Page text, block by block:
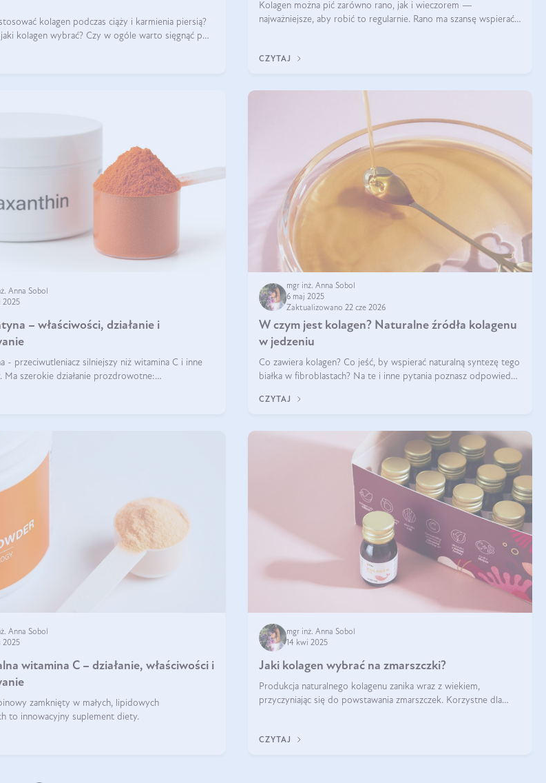
kolagen podczas ciąży i karmienia piersią?
kolagen wybrać? Czy w ogóle warto sięgnąć po
Kolagen można pić zarówno rano, jak i wieczorem —
najważniejsze, aby robić to regularnie. Rano ma szansę wspierać
CZYTAJ
Anna Sobol
2025
– właściwości, działanie i
- przeciwutleniacz silniejszy niż witamina C i inne
Ma szerokie działanie prozdrowotne:
mgr inż. Anna Sobol
6 maj 2025
Zaktualizowano 22 cze 2026
W czym jest kolagen? Naturalne źródła kolagenu
w jedzeniu
Co zawiera kolagen? Co jeść, by wspierać naturalną syntezę tego
białka w fibroblastach? Na te i inne pytania poznasz odpowiedź
CZYTAJ
Anna Sobol
2025
witamina C – działanie, właściwości i
zamknięty w małych, lipidowych
to innowacyjny suplement diety.
mgr inż. Anna Sobol
14 kwi 2025
Jaki kolagen wybrać na zmarszczki?
Produkcja naturalnego kolagenu zanika wraz z wiekiem,
przyczyniając się do powstawania zmarszczek. Korzystne dla
CZYTAJ